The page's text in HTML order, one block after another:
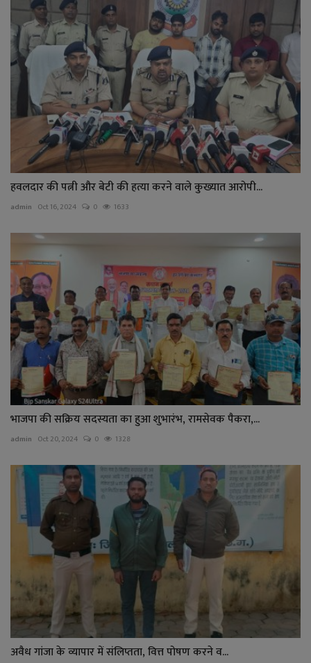
हवलदार की पत्नी और बेटी की हत्या करने वाले कुख्यात आरोपी...
admin Oct 16, 2024 0 1633
भाजपा की सक्रिय सदस्यता का हुआ शुभारंभ, रामसेवक पैकरा,...
admin Oct 20, 2024 0 1328
अवैध गांजा के व्यापार में संलिप्तता, वित्त पोषण करने व...